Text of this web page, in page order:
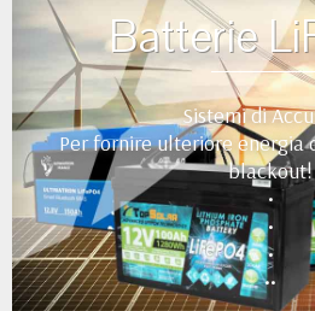
Batterie
Sistemi di
Per fornire ulteriore energia
blackout!
•
•
•
••